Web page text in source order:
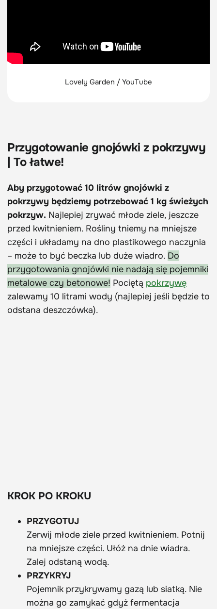
Lovely Garden / YouTube
Przygotowanie gnojówki z pokrzywy
| To łatwe!
Aby przygotować 10 litrów gnojówki z
pokrzywy będziemy potrzebować 1 kg świeżych
pokrzyw. Najlepiej zrywać młode ziele, jeszcze
przed kwitnieniem. Rośliny tniemy na mniejsze
części i układamy na dno plastikowego naczynia
– może to być beczka lub duże wiadro. Do
przygotowania gnojówki nie nadają się pojemniki
metalowe czy betonowe! Pociętą pokrzywę
zalewamy 10 litrami wody (najlepiej jeśli będzie to
odstana deszczówka).
KROK PO KROKU
PRZYGOTUJ
Zerwij młode ziele przed kwitnieniem. Potnij
na mniejsze części. Ułóż na dnie wiadra.
Zalej odstaną wodą.
PRZYKRYJ
Pojemnik przykrywamy gazą lub siatką. Nie
można go zamykać gdyż fermentacja